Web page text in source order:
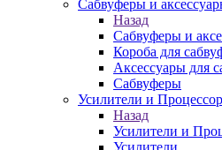
Сабвуферы и
Назад
Сабвуферы и
Короба для
Аксессуары для
Сабвуферы
Усилители и
Назад
Усилители и
Усилители